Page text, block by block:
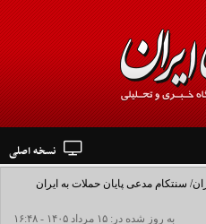
نسخه اصلی
سنتکام مدعی پایان حملات به ایران
شد+فیلم به روز شده در: ۱۵ مرداد ۱۴۰۵ - ۱۶:۴۸